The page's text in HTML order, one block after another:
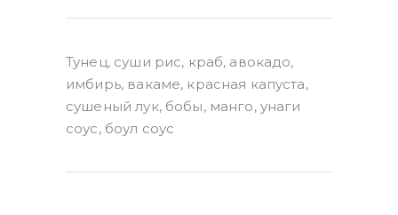
Тунец, суши рис, краб, авокадо,
имбирь, вакаме, красная капуста,
сушеный лук, бобы, манго, унаги
соус, боул соус